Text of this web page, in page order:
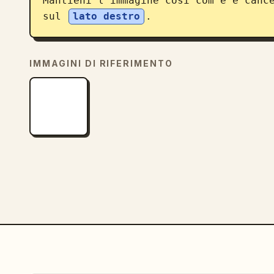
sul
lato destro .
IMMAGINI DI RIFERIMENTO